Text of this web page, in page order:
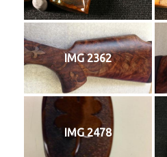
IMG 2362
IMG 2478